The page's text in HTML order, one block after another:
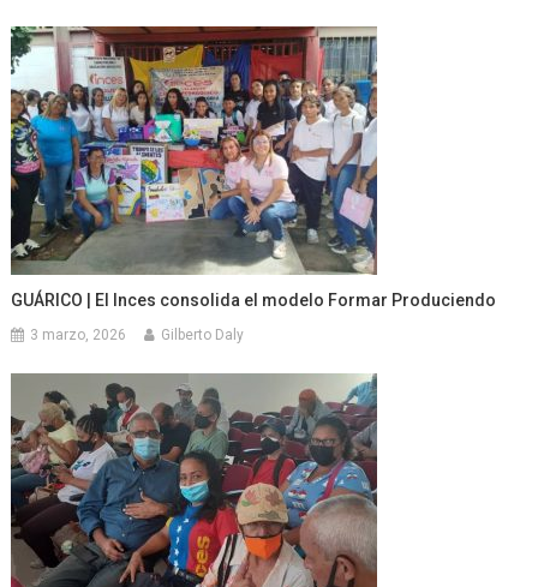
GUÁRICO | El Inces consolida el modelo Formar Produciendo
3 marzo, 2026 Gilberto Daly